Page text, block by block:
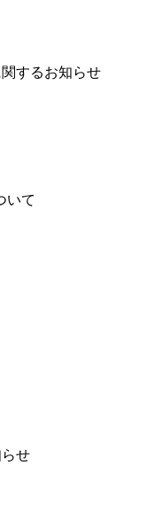
するお知らせ
いて
せ